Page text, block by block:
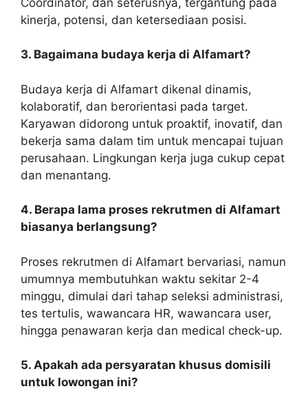
kinerja, potensi, dan ketersediaan posisi.
3. Bagaimana budaya kerja di Alfamart?
Budaya kerja di Alfamart dikenal dinamis,
kolaboratif, dan berorientasi pada target.
Karyawan didorong untuk proaktif, inovatif, dan
bekerja sama dalam tim untuk mencapai tujuan
perusahaan. Lingkungan kerja juga cukup cepat
dan menantang.
4. Berapa lama proses rekrutmen di Alfamart
biasanya berlangsung?
Proses rekrutmen di Alfamart bervariasi, namun
umumnya membutuhkan waktu sekitar 2-4
minggu, dimulai dari tahap seleksi administrasi,
tes tertulis, wawancara HR, wawancara user,
hingga penawaran kerja dan medical check-up.
5. Apakah ada persyaratan khusus domisili
untuk lowongan ini?